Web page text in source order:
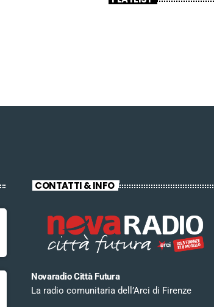
CONTATTI & INFO
Novaradio Città Futura
La radio comunitaria dell’Arci di Firenze